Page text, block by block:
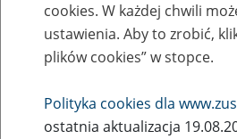
Przejdź do strony głównej
cookies. W każdej chwili
ustawienia. Aby to zrobić,
plików cookies” w stopce.
Polityka cookies dla
ostatnia aktualizacja